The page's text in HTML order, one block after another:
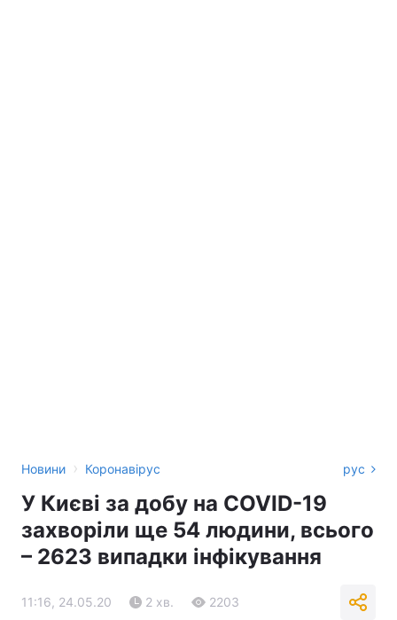
Новини › Коронавірус рус
У Києві за добу на COVID-19
захворіли ще 54 людини, всього
– 2623 випадки інфікування
11:16, 24.05.20 2 хв. 2203